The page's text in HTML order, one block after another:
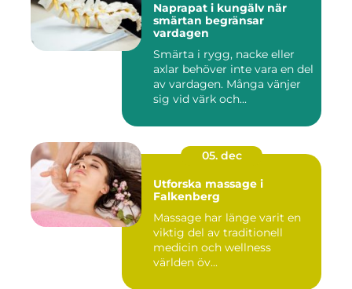
Naprapat i kungälv när
smärtan begränsar
vardagen
Smärta i rygg, nacke eller
axlar behöver inte vara en del
av vardagen. Många vänjer
sig vid värk och...
05. dec
Utforska massage i
Falkenberg
Massage har länge varit en
viktig del av traditionell
medicin och wellness
världen öv...